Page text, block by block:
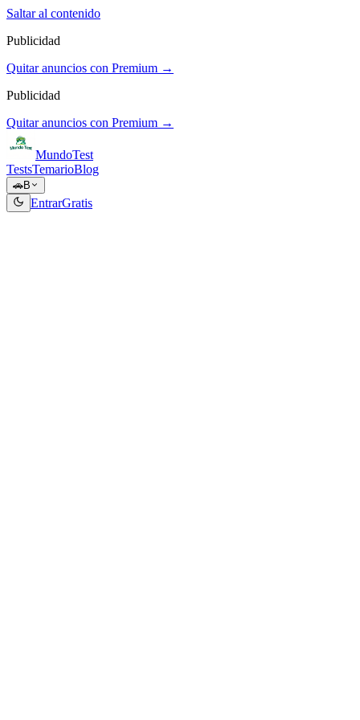
Saltar al contenido
Publicidad
Quitar anuncios con Premium →
Publicidad
Quitar anuncios con Premium →
MundoTest
TestsTemarioBlog
🚗B
EntrarGratis